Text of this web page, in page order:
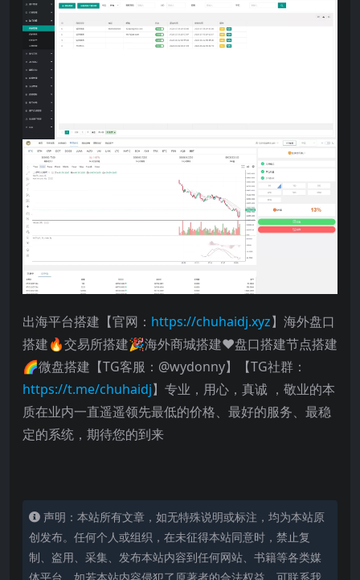
出海平台搭建【官网： https://chuhaidj.xyz】海外盘口
搭建🔥交易所搭建🎉海外商城搭建❤️盘口搭建节点搭建
🌈微盘搭建【TG客服：@wydonny】【TG社群：
https://t.me/chuhaidj】专业，用心，真诚 ，敬业的本
质在业内一直遥遥领先最低的价格、最好的服务、最稳
定的系统，期待您的到来
声明：本站所有文章，如无特殊说明或标注，均为本站原
创发布。任何个人或组织，在未征得本站同意时，禁止复
制、盗用、采集、发布本站内容到任何网站、书籍等各类媒